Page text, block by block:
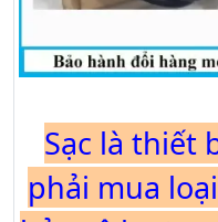
Sạc là thiết
phải mua